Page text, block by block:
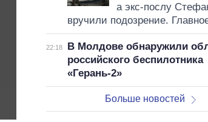
а экс-послу
вручили подозрение.
22:18
В Молдове обнаружили
российского беспилотника
«Герань-2»
Больше новостей